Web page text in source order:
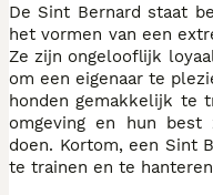
De Sint Bernard staat
het vormen van een
Ze zijn ongelooflijk
om een eigenaar te
honden gemakkelijk te
omgeving en hun
doen. Kortom, een Sint
te trainen en te